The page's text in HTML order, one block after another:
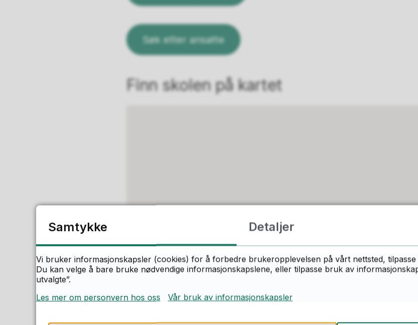
Søk etter ansatte
Finn skolen på kartet
Samtykke Detaljer
Vi bruker informasjonskapsler (cookies) for å forbedre brukeropplevelsen på vårt nettsted,
Du kan velge å bare bruke nødvendige informasjonskapslene, eller tilpasse bruk av
utvalgte”.
Les mer om personvern hos oss
Vår bruk av informasjonskapsler